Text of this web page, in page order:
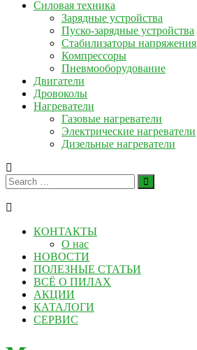
Силовая техника
Зарядные устройства
Пуско-зарядные устройства
Стабилизаторы напряжения
Компрессоры
Пневмооборудование
Двигатели
Дровоколы
Нагреватели
Газовые нагреватели
Электрические нагреватели
Дизельные нагреватели
КОНТАКТЫ
О нас
НОВОСТИ
ПОЛЕЗНЫЕ СТАТЬИ
ВСЁ О ПИЛАХ
АКЦИИ
КАТАЛОГИ
СЕРВИС